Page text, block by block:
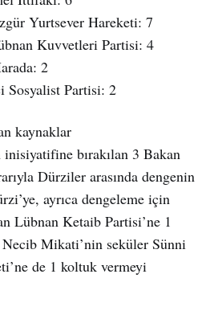
Yurtsever Hareketi: 7
Kuvvetleri Partisi: 4
2
Partisi: 2
kaynaklar
inisiyatifine bırakılan 3 Bakan
Dürziler arasında dengenin
ayrıca dengeleme için
Lübnan Ketaib Partisi’ne 1
Mikati’nin seküler Sünni
de 1 koltuk vermeyi